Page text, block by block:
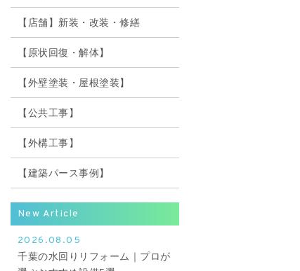
【店舗】新装・改装・修繕
【原状回復・解体】
【外壁塗装・屋根塗装】
【公共工事】
【外構工事】
【建築パース事例】
New Article
2026.08.05
千葉の水回りリフォーム｜プロが